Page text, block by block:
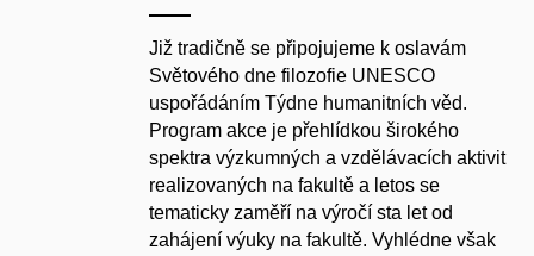
Již tradičně se připojujeme k oslavám
Světového dne filozofie UNESCO
uspořádáním Týdne humanitních věd.
Program akce je přehlídkou širokého
spektra výzkumných a vzdělávacích aktivit
realizovaných na fakultě a letos se
tematicky zaměří na výročí sta let od
zahájení výuky na fakultě. Vyhlédne však